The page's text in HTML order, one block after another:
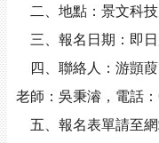
二、地點：景文科技
三、報名日期：即日
四、聯絡人：游顗
老師：吳秉濬，電話
五、報名表單請至